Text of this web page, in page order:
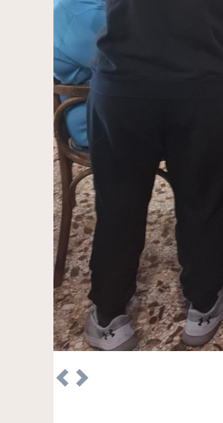
Previous